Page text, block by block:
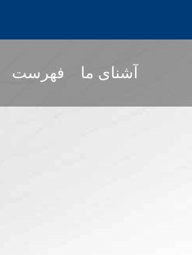
فهرست آشنای ما